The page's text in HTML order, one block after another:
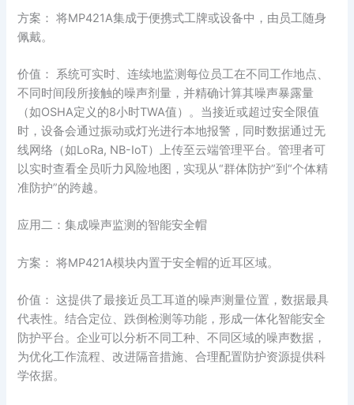
方案： 将MP421A集成于便携式工牌或设备中，由员工随身
佩戴。
价值： 系统可实时、连续地监测每位员工在不同工作地点、
不同时间段所接触的噪声剂量，并精确计算其噪声暴露量
（如OSHA定义的8小时TWA值）。当接近或超过安全限值
时，设备会通过振动或灯光进行本地报警，同时数据通过无
线网络（如LoRa, NB-IoT）上传至云端管理平台。管理者可
以实时查看全员听力风险地图，实现从“群体防护”到“个体精
准防护”的跨越。
应用二：集成噪声监测的智能安全帽
方案： 将MP421A模块内置于安全帽的近耳区域。
价值： 这提供了最接近员工耳道的噪声测量位置，数据最具
代表性。结合定位、跌倒检测等功能，形成一体化智能安全
防护平台。企业可以分析不同工种、不同区域的噪声数据，
为优化工作流程、改进隔音措施、合理配置防护资源提供科
学依据。